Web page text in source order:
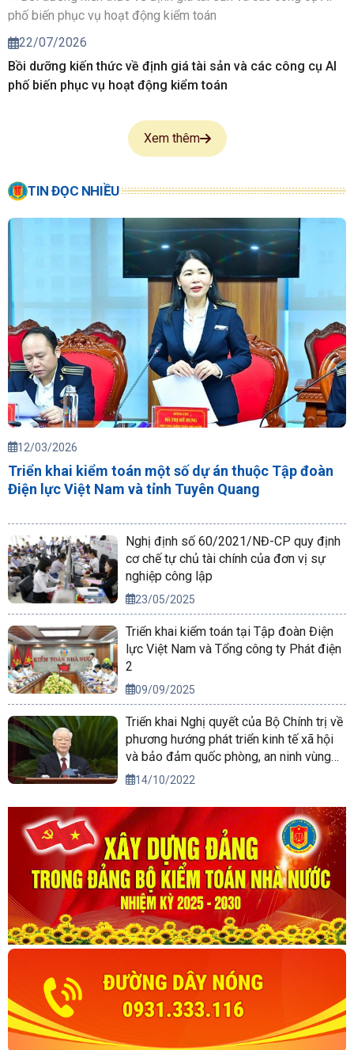
22/07/2026
Bồi dưỡng kiến thức về định giá tài sản và các công cụ AI
phố biến phục vụ hoạt động kiểm toán
Xem thêm
TIN ĐỌC NHIỀU
12/03/2026
Triển khai kiểm toán một số dự án thuộc Tập đoàn
Điện lực Việt Nam và tỉnh Tuyên Quang
Nghị định số 60/2021/NĐ-CP quy định
cơ chế tự chủ tài chính của đơn vị sự
nghiệp công lập
23/05/2025
Triển khai kiểm toán tại Tập đoàn Điện
lực Việt Nam và Tổng công ty Phát điện
2
09/09/2025
Triển khai Nghị quyết của Bộ Chính trị về
phương hướng phát triển kinh tế xã hội
và bảo đảm quốc phòng, an ninh vùng
Tây Nguyên đến năm 2030, tầm nhìn
14/10/2022